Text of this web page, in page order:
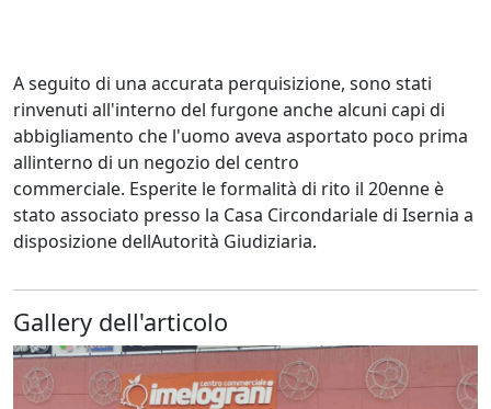
A seguito di una accurata perquisizione, sono stati
rinvenuti all'interno del furgone anche alcuni capi di
abbigliamento che l'uomo aveva asportato poco prima
allinterno di un negozio del centro
commerciale. Esperite le formalità di rito il 20enne è
stato associato presso la Casa Circondariale di Isernia a
disposizione dellAutorità Giudiziaria.
Gallery dell'articolo